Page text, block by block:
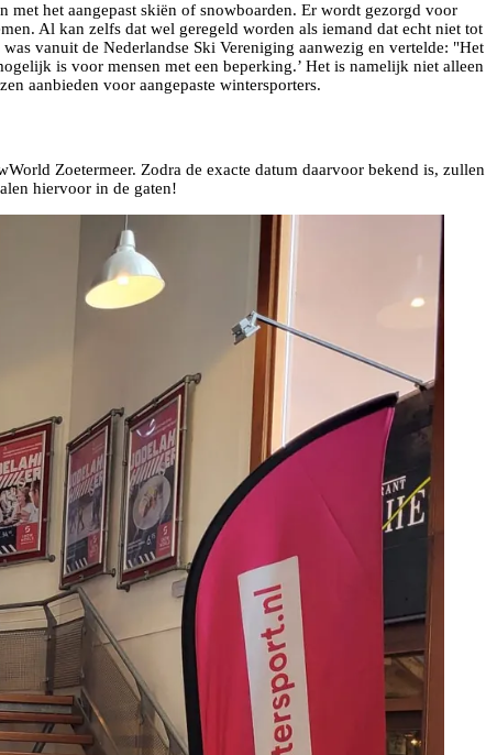
met het aangepast skiën of snowboarden. Er wordt gezorgd voor
Al kan zelfs dat wel geregeld worden als iemand dat echt niet tot
vanuit de Nederlandse Ski Vereniging aanwezig en vertelde: "Het
is voor mensen met een beperking.’ Het is namelijk niet alleen
aanbieden voor aangepaste wintersporters.
Zoetermeer. Zodra de exacte datum daarvoor bekend is, zullen
hiervoor in de gaten!